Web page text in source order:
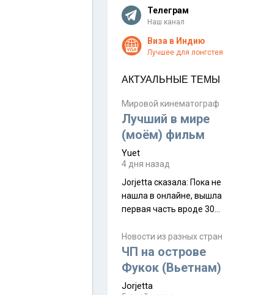
Телеграм
Наш канал
Виза в Индию
Лучшее для лонгстея
АКТУАЛЬНЫЕ ТЕМЫ
Мировой кинематограф
Лучший в мире
(моём) фильм
Yuet
4 дня назад
Jorjetta сказалa: Пока не
нашла в онлайне, вышла
первая часть вроде 30
Дивали 8 ноября.
Новости из разных стран
ЧП на острове
Фукок (Вьетнам)
Jorjetta